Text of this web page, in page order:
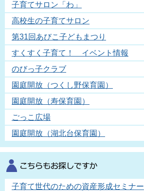
子育てサロン「わ」
高校生の子育てサロン
第31回あびこ子どもまつり
すくすく子育て！ イベント情報
のびっ子クラブ
園庭開放（つくし野保育園）
園庭開放（寿保育園）
ごっこ広場
園庭開放（湖北台保育園）
子育て世代のための資産形成セミナー